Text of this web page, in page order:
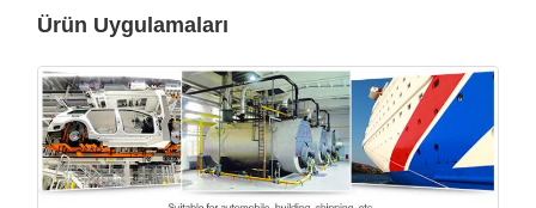
Ürün Uygulamaları